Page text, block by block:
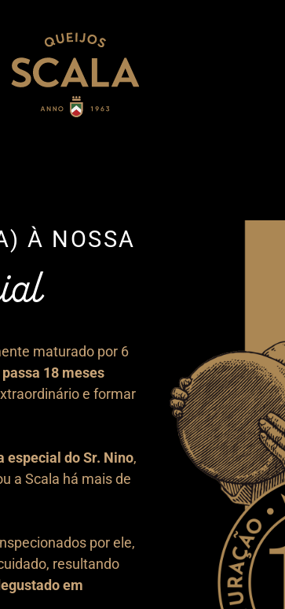
À NOSSA
maturado por 6
18 meses
e formar
especial do Sr. Nino,
a Scala há mais de
por ele,
resultando
em